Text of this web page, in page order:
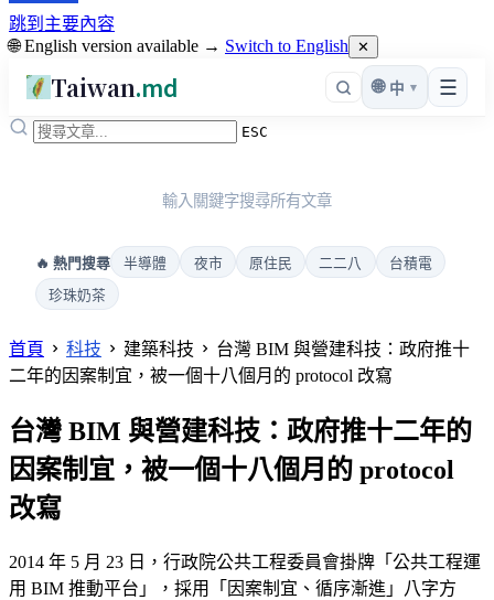
跳到主要內容
🌐 English version available → Switch to English ✕
Taiwan.md ☰
🌐 中 ▾
ESC
輸入關鍵字搜尋所有文章
🔥 熱門搜尋 半導體 夜市 原住民 二二八
台積電
珍珠奶茶
首頁 科技 建築科技
台灣 BIM 與營建科技：政府推十
二年的因案制宜，被一個十八個月的 protocol 改寫
台灣 BIM 與營建科技：政府推十二年的
因案制宜，被一個十八個月的 protocol
改寫
2014 年 5 月 23 日，行政院公共工程委員會掛牌「公共工程運
用 BIM 推動平台」，採用「因案制宜、循序漸進」八字方